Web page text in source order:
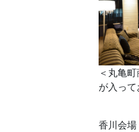
＜丸亀
が入って
香川会場